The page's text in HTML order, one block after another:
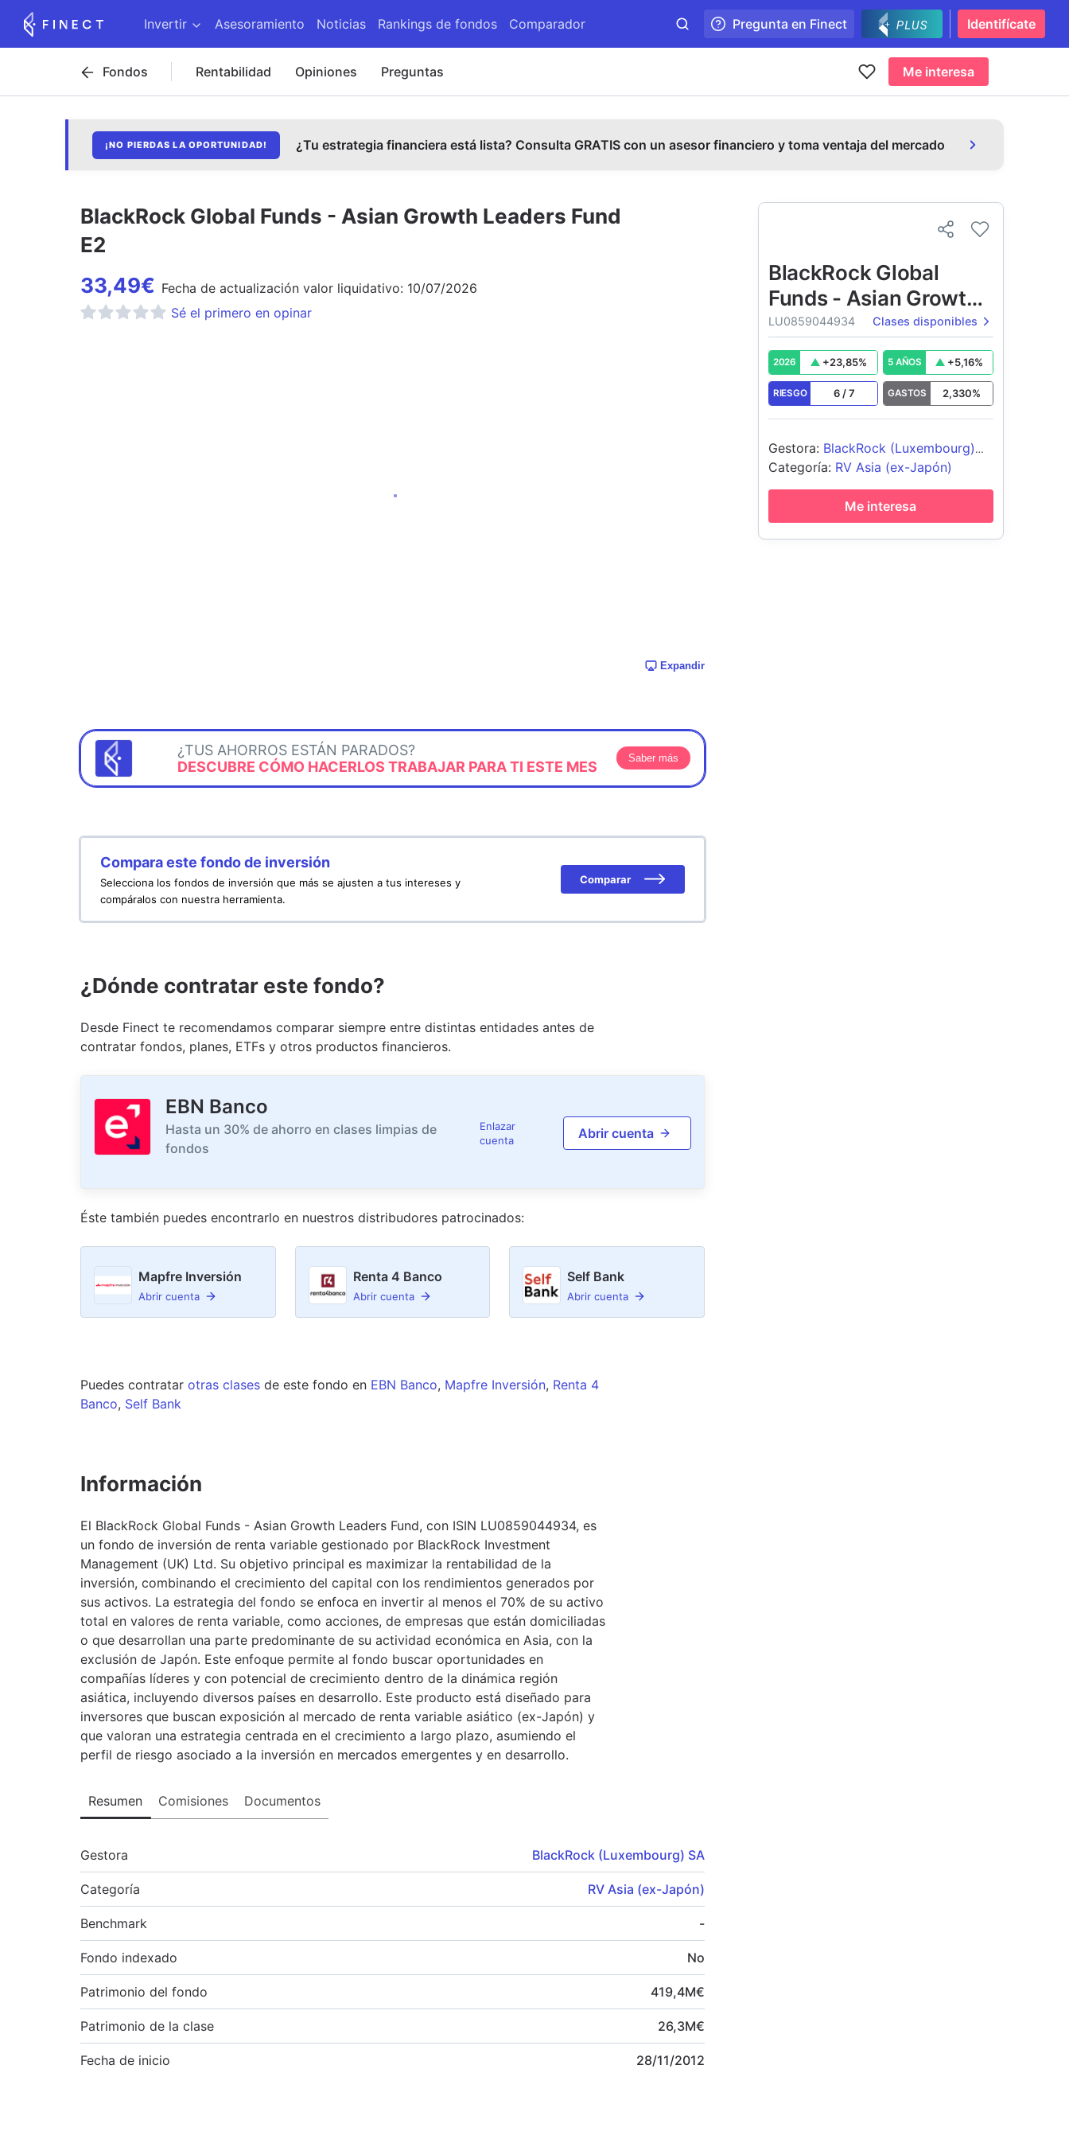
Invertir Asesoramiento Noticias Rankings de fondos Comparador Pregunta en Finect Identifícate
Fondos Rentabilidad Opiniones Preguntas Me interesa
¡NO PIERDAS LA OPORTUNIDAD! ¿Tu estrategia financiera está lista? Consulta GRATIS con un asesor financiero y toma ventaja del mercado
BlackRock Global Funds - Asian Growth Leaders Fund
E2
33,49€ Fecha de actualización valor liquidativo: 10/07/2026
Sé el primero en opinar
Expandir
¿TUS AHORROS ESTÁN PARADOS?
DESCUBRE CÓMO HACERLOS TRABAJAR PARA TI ESTE MES
Saber más
Compara este fondo de inversión
Selecciona los fondos de inversión que más se ajusten a tus intereses y
compáralos con nuestra herramienta.
Comparar
¿Dónde contratar este fondo?
Desde Finect te recomendamos comparar siempre entre distintas entidades antes de
contratar fondos, planes, ETFs y otros productos financieros.
EBN Banco
Hasta un 30% de ahorro en clases limpias de
fondos
Enlazar
cuenta
Abrir cuenta
Éste también puedes encontrarlo en nuestros distribudores patrocinados:
Mapfre Inversión
Abrir cuenta
Renta 4 Banco
Abrir cuenta
Self Bank
Abrir cuenta
Puedes contratar otras clases de este fondo en EBN Banco, Mapfre Inversión, Renta 4
Banco, Self Bank
Información
El BlackRock Global Funds - Asian Growth Leaders Fund, con ISIN LU0859044934, es
un fondo de inversión de renta variable gestionado por BlackRock Investment
Management (UK) Ltd. Su objetivo principal es maximizar la rentabilidad de la
inversión, combinando el crecimiento del capital con los rendimientos generados por
sus activos. La estrategia del fondo se enfoca en invertir al menos el 70% de su activo
total en valores de renta variable, como acciones, de empresas que están domiciliadas
o que desarrollan una parte predominante de su actividad económica en Asia, con la
exclusión de Japón. Este enfoque permite al fondo buscar oportunidades en
compañías líderes y con potencial de crecimiento dentro de la dinámica región
asiática, incluyendo diversos países en desarrollo. Este producto está diseñado para
inversores que buscan exposición al mercado de renta variable asiático (ex-Japón) y
que valoran una estrategia centrada en el crecimiento a largo plazo, asumiendo el
perfil de riesgo asociado a la inversión en mercados emergentes y en desarrollo.
Resumen Comisiones Documentos
Gestora BlackRock (Luxembourg) SA
Categoría RV Asia (ex-Japón)
Benchmark -
Fondo indexado No
Patrimonio del fondo 419,4M€
Patrimonio de la clase 26,3M€
Fecha de inicio 28/11/2012
BlackRock Global
Funds - Asian Growth
Leaders Fund
LU0859044934 Clases disponibles
2026 +23,85% 5 AÑOS +5,16%
RIESGO 6/7 GASTOS 2,330%
Gestora: BlackRock (Luxembourg)
SA
Categoría: RV Asia (ex-Japón)
Me interesa